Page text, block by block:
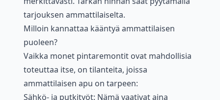
tarjouksen ammattilaiselta.
Milloin kannattaa kääntyä ammattilaisen
puoleen?
Vaikka monet pintaremontit ovat mahdollisia
toteuttaa itse, on tilanteita, joissa
ammattilaisen apu on tarpeen:
Sähkö- ja putkityöt: Nämä vaativat aina